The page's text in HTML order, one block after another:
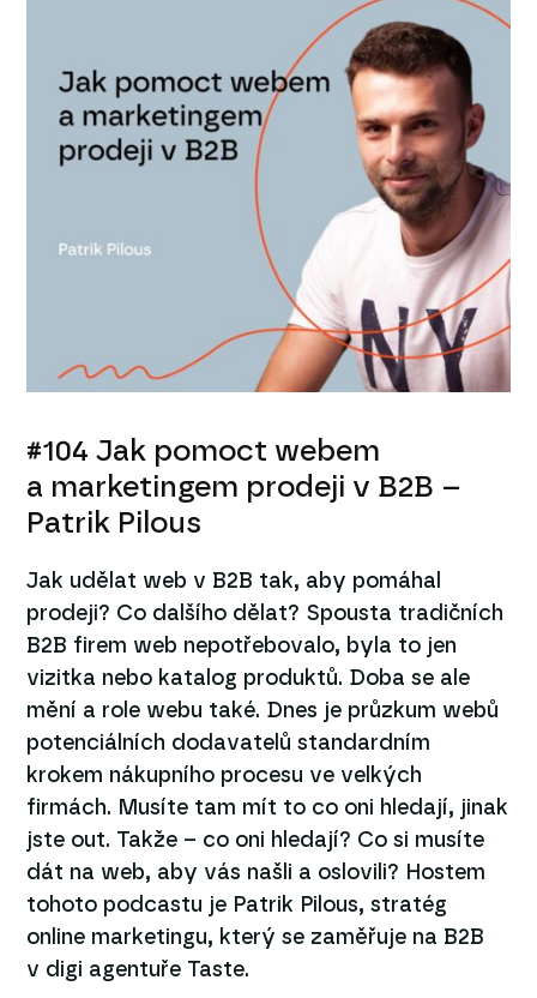
#104 Jak pomoct webem
a marketingem prodeji v B2B –
Patrik Pilous
Jak udělat web v B2B tak, aby pomáhal
prodeji? Co dalšího dělat? Spousta tradičních
B2B firem web nepotřebovalo, byla to jen
vizitka nebo katalog produktů. Doba se ale
mění a role webu také. Dnes je průzkum webů
potenciálních dodavatelů standardním
krokem nákupního procesu ve velkých
firmách. Musíte tam mít to co oni hledají, jinak
jste out. Takže – co oni hledají? Co si musíte
dát na web, aby vás našli a oslovili? Hostem
tohoto podcastu je Patrik Pilous, stratég
online marketingu, který se zaměřuje na B2B
v digi agentuře Taste.